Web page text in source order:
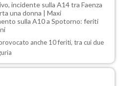
incidente sulla A14 tra Faenza
una donna | Maxi
sulla A10 a Spotorno: feriti
anche 10 feriti, tra cui due